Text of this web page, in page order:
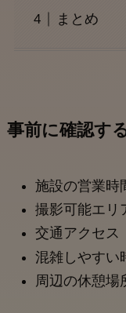
まとめ
事前に確認す
施設の営業時
撮影可能エリ
交通アクセス
混雑しやすい
周辺の休憩場